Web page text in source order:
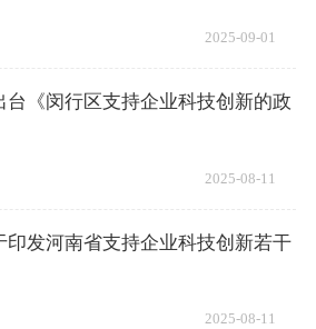
2025-09-01
台《闵行区支持企业科技创新的政
2025-08-11
印发河南省支持企业科技创新若干
2025-08-11